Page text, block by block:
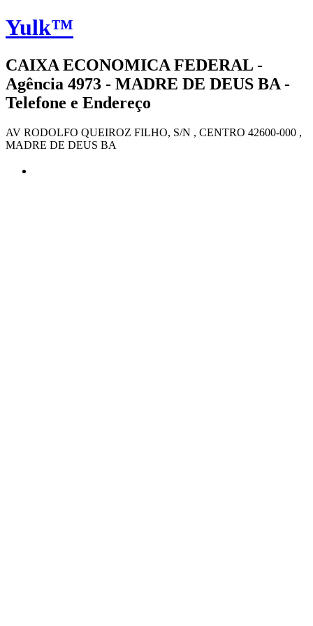
Yulk™
CAIXA ECONOMICA FEDERAL -
Agência 4973 - MADRE DE DEUS BA -
Telefone e Endereço
AV RODOLFO QUEIROZ FILHO, S/N , CENTRO 42600-000 ,
MADRE DE DEUS BA